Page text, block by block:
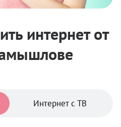
интернет от
Интернет с ТВ
Тарифы